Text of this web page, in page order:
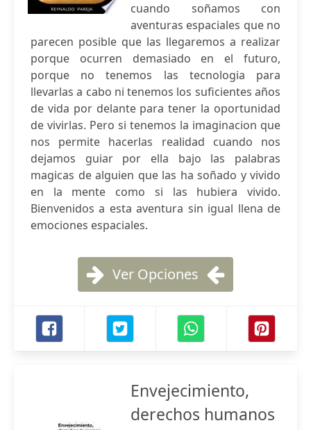
cuando soñamos con
aventuras espaciales que no
parecen posible que las llegaremos a realizar
porque ocurren demasiado en el futuro,
porque no tenemos las tecnologia para
llevarlas a cabo ni tenemos los suficientes años
de vida por delante para tener la oportunidad
de vivirlas. Pero si tenemos la imaginacion que
nos permite hacerlas realidad cuando nos
dejamos guiar por ella bajo las palabras
magicas de alguien que las ha soñado y vivido
en la mente como si las hubiera vivido.
Bienvenidos a esta aventura sin igual llena de
emociones espaciales.
Ver Opciones
Envejecimiento,
derechos humanos